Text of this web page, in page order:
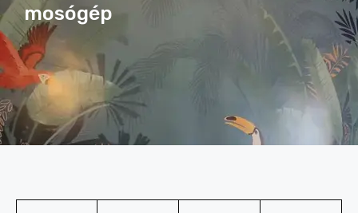
mosógép